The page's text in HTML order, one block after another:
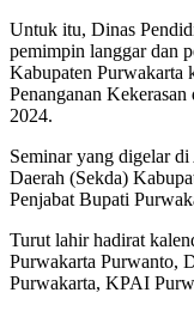
Untuk itu, Dinas
pemimpin langgar dan
Kabupaten Purwakarta
Penanganan
2024.
Seminar yang digelar
Daerah (Sekda)
Penjabat Bupati
Turut lahir hadirat
Purwakarta Purwanto,
Purwakarta, KPAI